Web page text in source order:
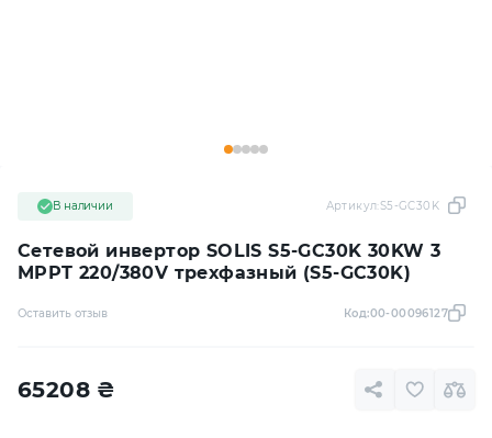
Сетевой инвертор SOLIS S5-GC30K 30KW 3
MPPT 220/380V трехфазный (S5-GC30K)
В наличии Артикул:S5-GC30K
Оставить отзыв Код:00-00096127
65208 ₴